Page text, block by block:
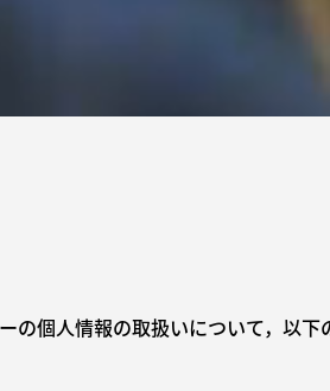
個人情報の取扱いについて，以下